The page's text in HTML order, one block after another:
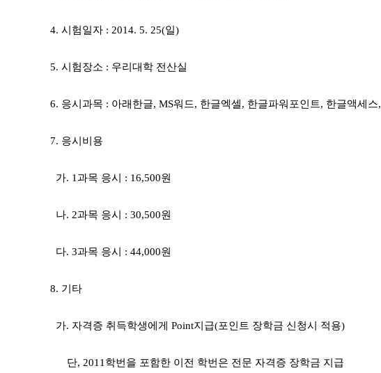
4. 시험일자 : 2014. 5. 25(일)
5. 시험장소 : 우리대학 전산실
6. 응시과목 : 아래한글, MS워드, 한글엑셀, 한글파워포인트, 한글액세스,
7. 응시비용
가. 1과목 응시 : 16,500원
나. 2과목 응시 : 30,500원
다. 3과목 응시 : 44,000원
8. 기타
가. 자격증 취득학생에게 Point지급(포인트 장학금 신청시 적용)
단, 2011학번을 포함한 이전 학번은 전문 자격증 장학금 지급